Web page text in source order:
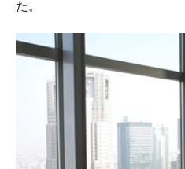
た。